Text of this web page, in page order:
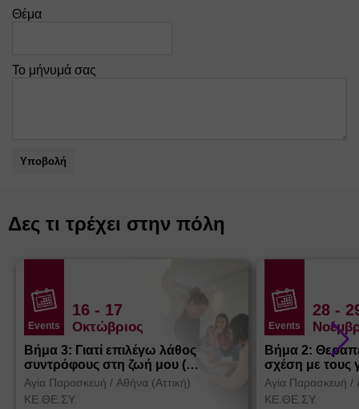
Θέμα
Το μήνυμά σας
Υποβολή
Δες τι τρέχει στην πόλη
Events
16 - 17
Οκτώβριος
Βήμα 3: Γιατί επιλέγω λάθος
συντρόφους στη ζωή μου (
Θεσσαλονίκη)
Αγία Παρασκευή / Αθήνα (Αττική)
ΚΕ.ΘΕ.ΣΥ.
Events
28 -
Βήμα 2:
σχέση με τους
Αγία Παρασκευή /
ΚΕ.ΘΕ.ΣΥ.